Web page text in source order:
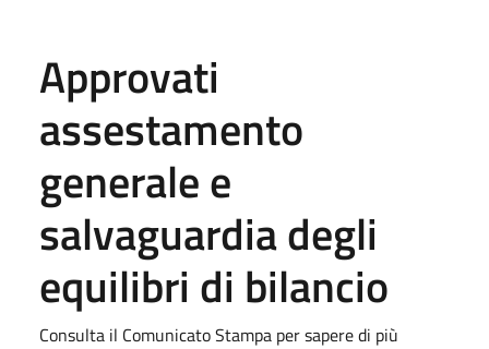
Approvati
assestamento
generale e
salvaguardia degli
equilibri di bilancio
Consulta il Comunicato Stampa per sapere di più